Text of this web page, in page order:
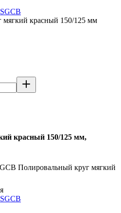
SGCB
мягкий красный 150/125 мм
красный 150/125 мм,
Полировальный круг мягкий
SGCB